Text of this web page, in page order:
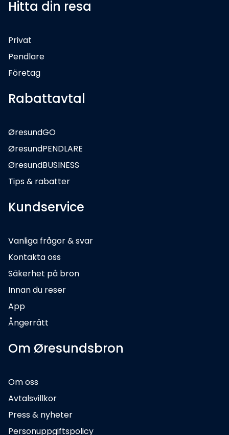
Hitta din resa
Privat
Pendlare
Företag
Rabattavtal
ØresundGO
ØresundPENDLARE
ØresundBUSINESS
Tips & rabatter
Kundservice
Vanliga frågor & svar
Kontakta oss
Säkerhet på bron
Innan du reser
App
Ångerrätt
Om Øresundsbron
Om oss
Avtalsvillkor
Press & nyheter
Personuppgiftspolicy